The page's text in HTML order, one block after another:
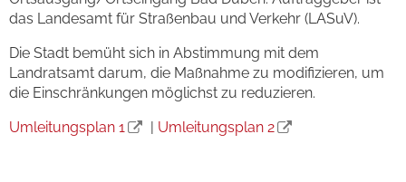
das Landesamt für Straßenbau und Verkehr (LASuV).
Die Stadt bemüht sich in Abstimmung mit dem
Landratsamt darum, die Maßnahme zu modifizieren, um
die Einschränkungen möglichst zu reduzieren.
Umleitungsplan 1
| Umleitungsplan 2